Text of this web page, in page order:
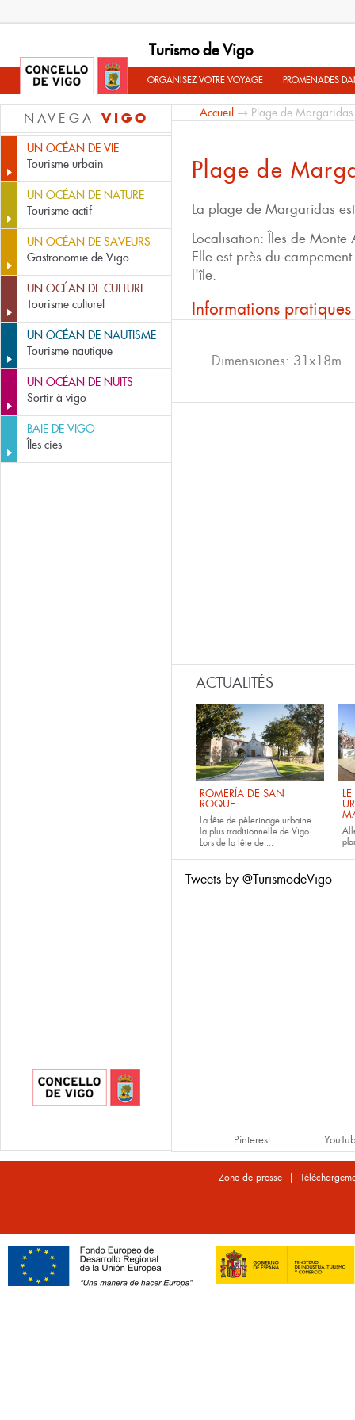
Turismo de Vigo
ORGANISEZ VOTRE VOYAGE PROMENADES
NAVEGA VIGO
UN OCÉAN DE VIE
Tourisme urbain
UN OCÉAN DE NATURE
Tourisme actif
UN OCÉAN DE SAVEURS
Gastronomie de Vigo
UN OCÉAN DE CULTURE
Tourisme culturel
UN OCÉAN DE NAUTISME
Tourisme nautique
UN OCÉAN DE NUITS
Sortir à vigo
BAIE DE VIGO
Îles cíes
Accueil → Plage de Margaridas
Plage de
La plage de Margaridas
Localisation: Îles de
Elle est près du
l'île.
Informations pratiques
Dimensiones: 31x18m
ACTUALITÉS
ROMERÍA DE SAN
ROQUE
La fête de pèlerinage urbaine
la plus traditionnelle de Vigo
Lors de la fête de ...
Tweets by @TurismodeVigo
Pinterest
Zone de presse |